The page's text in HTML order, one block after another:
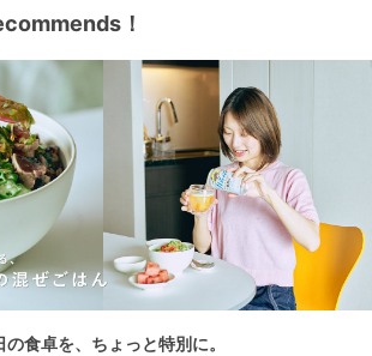
！
の食卓を、ちょっと特別に。